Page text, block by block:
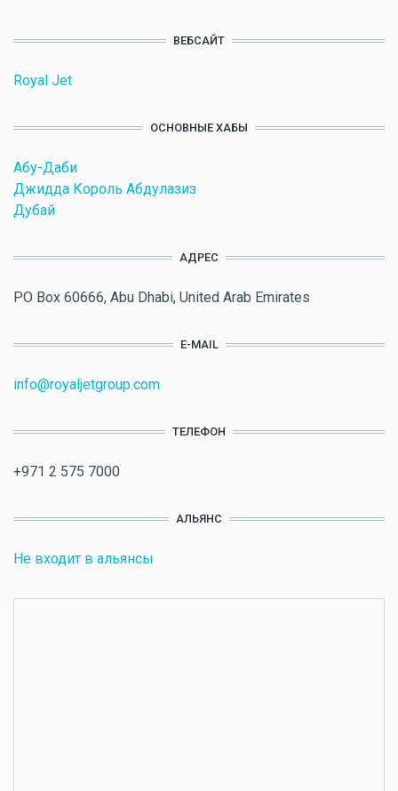
ВЕБСАЙТ
Royal Jet
ОСНОВНЫЕ ХАБЫ
Абу-Даби
Джидда Король Абдулазиз
Дубай
АДРЕС
PO Box 60666, Abu Dhabi, United Arab Emirates
E-MAIL
info@royaljetgroup.com
ТЕЛЕФОН
+971 2 575 7000
АЛЬЯНС
Не входит в альянсы